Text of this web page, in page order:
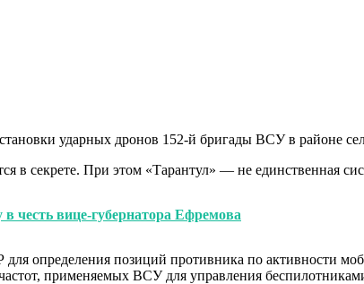
ударных дронов 152-й бригады ВСУ в районе
в секрете. При этом «Тарантул» — не единственная
честь вице-губернатора Ефремова
определения позиций противника по активности
применяемых ВСУ для управления